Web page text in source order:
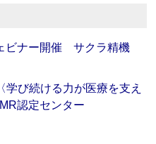
ビナー開催 サクラ精機
び続ける力が医療を支え
認定センター